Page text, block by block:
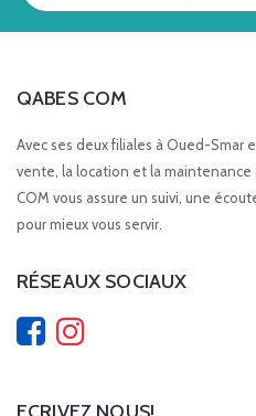
QABES COM
Avec ses deux filiales à Oued-Smar
vente, la location et la maintenance
COM vous assure un suivi, une
pour mieux vous servir.
RÉSEAUX SOCIAUX